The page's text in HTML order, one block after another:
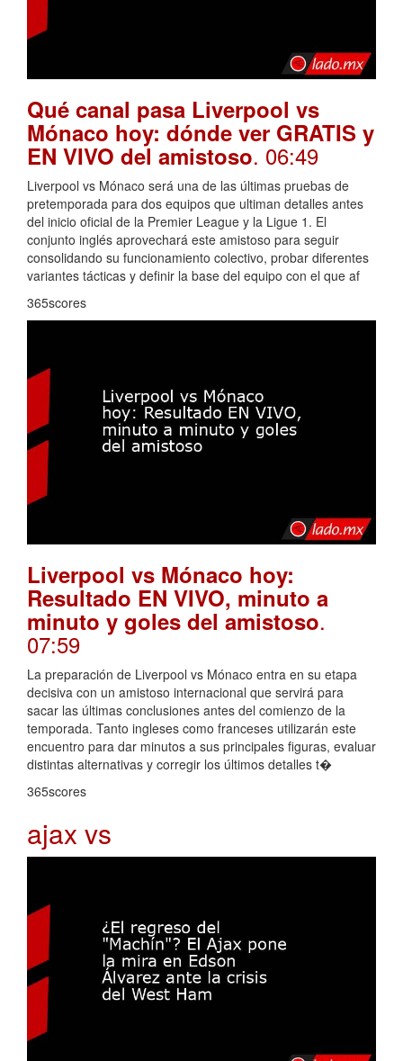
Qué canal pasa Liverpool vs
Mónaco hoy: dónde ver GRATIS y
EN VIVO del amistoso. 06:49
Liverpool vs Mónaco será una de las últimas pruebas de
pretemporada para dos equipos que ultiman detalles antes
del inicio oficial de la Premier League y la Ligue 1. El
conjunto inglés aprovechará este amistoso para seguir
consolidando su funcionamiento colectivo, probar diferentes
variantes tácticas y definir la base del equipo con el que af
365scores
Liverpool vs Mónaco hoy:
Resultado EN VIVO, minuto a
minuto y goles del amistoso.
07:59
La preparación de Liverpool vs Mónaco entra en su etapa
decisiva con un amistoso internacional que servirá para
sacar las últimas conclusiones antes del comienzo de la
temporada. Tanto ingleses como franceses utilizarán este
encuentro para dar minutos a sus principales figuras, evaluar
distintas alternativas y corregir los últimos detalles t�
365scores
ajax vs